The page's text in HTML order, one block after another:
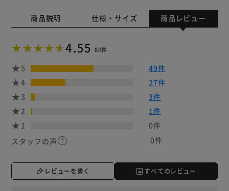
商品説明 仕様・サイズ 商品レビュー
4.55 80件
5
49件
4
27件
3
3件
2
1件
1
0件
スタッフの声
0件
レビューを書く すべてのレビュー